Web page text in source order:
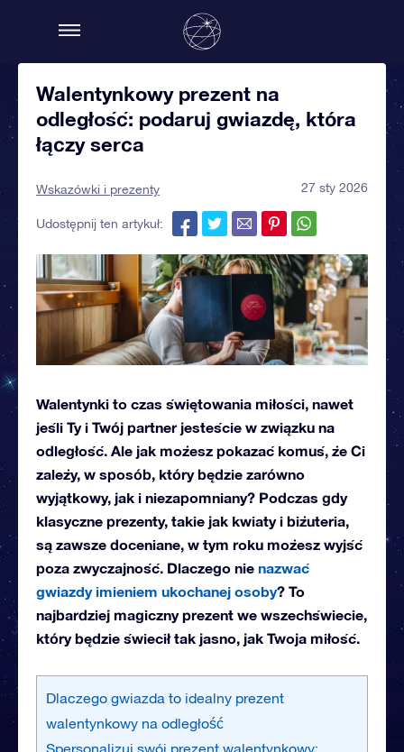
Walentynkowy prezent na
odległość: podaruj gwiazdę, która
łączy serca
Wskazówki i prezenty 27 sty 2026
Udostępnij ten artykuł:
Walentynki to czas świętowania miłości, nawet
jeśli Ty i Twój partner jesteście w związku na
odległość. Ale jak możesz pokazać komuś, że Ci
zależy, w sposób, który będzie zarówno
wyjątkowy, jak i niezapomniany? Podczas gdy
klasyczne prezenty, takie jak kwiaty i biżuteria,
są zawsze doceniane, w tym roku możesz wyjść
poza zwyczajność. Dlaczego nie nazwać
gwiazdy imieniem ukochanej osoby? To
najbardziej magiczny prezent we wszechświecie,
który będzie świecił tak jasno, jak Twoja miłość.
Dlaczego gwiazda to idealny prezent
walentynkowy na odległość
Spersonalizuj swój prezent walentynkowy: